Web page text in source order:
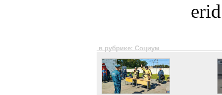
в рубрике: Социум